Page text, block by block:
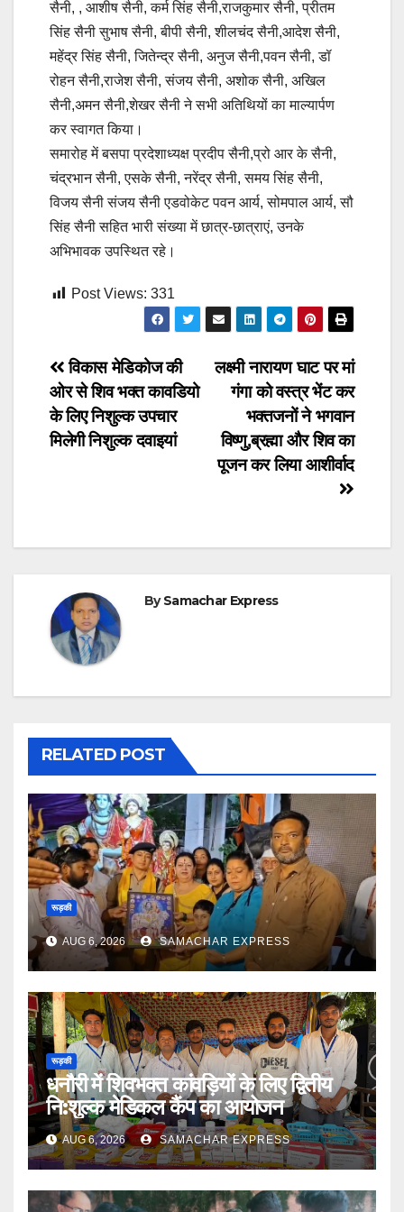
सैनी, , आशीष सैनी, कर्म सिंह सैनी,राजकुमार सैनी, प्रीतम
सिंह सैनी सुभाष सैनी, बीपी सैनी, शीलचंद सैनी,आदेश सैनी,
महेंद्र सिंह सैनी, जितेन्द्र सैनी, अनुज सैनी,पवन सैनी, डॉ
रोहन सैनी,राजेश सैनी, संजय सैनी, अशोक सैनी, अखिल
सैनी,अमन सैनी,शेखर सैनी ने सभी अतिथियों का माल्यार्पण
कर स्वागत किया।
समारोह में बसपा प्रदेशाध्यक्ष प्रदीप सैनी,प्रो आर के सैनी,
चंद्रभान सैनी, एसके सैनी, नरेंद्र सैनी, समय सिंह सैनी,
विजय सैनी संजय सैनी एडवोकेट पवन आर्य, सोमपाल आर्य, सौ
सिंह सैनी सहित भारी संख्या में छात्र-छात्राएं, उनके
अभिभावक उपस्थित रहे।‌
Post Views: 331
Post
navigation
लक्ष्मी नारायण घाट पर मां
गंगा को वस्त्र भेंट कर
भक्तजनों ने भगवान
विष्णु,ब्रह्मा और शिव का
पूजन कर लिया आशीर्वाद
विकास मेडिकोज की
ओर से शिव भक्त कावडियो
के लिए निशुल्क उपचार
मिलेगी निशुल्क दवाइयां
BySamachar Express
RELATED POST
रूड़की
AUG 6, 2026 SAMACHAR EXPRESS
रूड़की
धनौरी में शिवभक्त कांवड़ियों के लिए द्वितीय
नि:शुल्क मेडिकल कैंप का आयोजन
AUG 6, 2026 SAMACHAR EXPRESS